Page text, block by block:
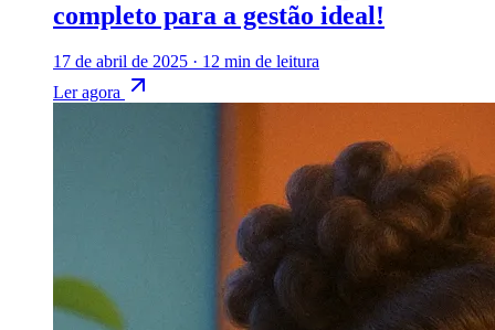
completo para a gestão ideal!
17 de abril de 2025 · 12 min de leitura
Ler agora